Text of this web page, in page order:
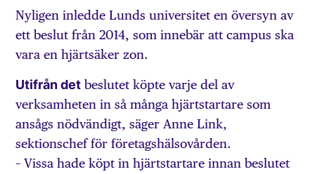
Nyligen inledde Lunds universitet en översyn av
ett beslut från 2014, som innebär att campus ska
vara en hjärtsäker zon.
Utifrån det beslutet köpte varje del av
verksamheten in så många hjärtstartare som
ansågs nödvändigt, säger Anne Link,
sektionschef för företagshälsovården.
– Vissa hade köpt in hjärtstartare innan beslutet